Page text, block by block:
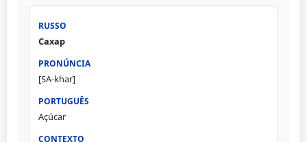
Сахар
[SA-khar]
Açúcar